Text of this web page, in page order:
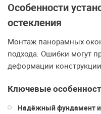
Особенности
остекления
Монтаж панорамных
подхода. Ошибки могут
деформации
Ключевые
Надёжный фундамент и